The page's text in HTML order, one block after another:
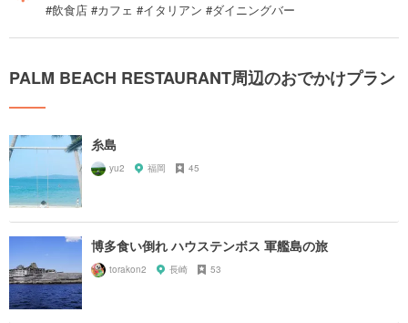
#飲食店 #カフェ #イタリアン #ダイニングバー
PALM BEACH RESTAURANT周辺のおでかけプラン
糸島
yu2 福岡 45
博多食い倒れ ハウステンボス 軍艦島の旅
torakon2 長崎 53